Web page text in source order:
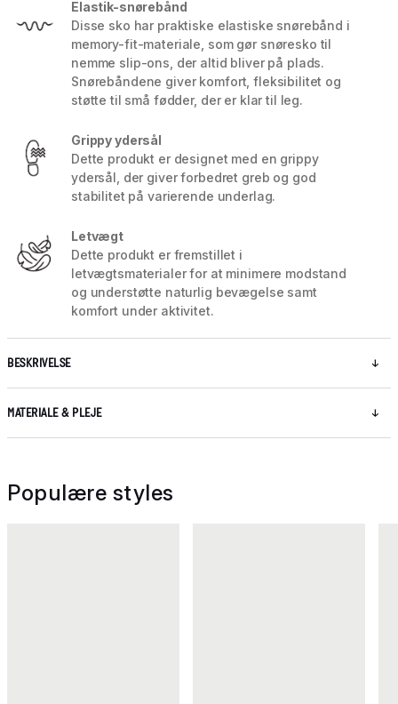
Elastik-snørebånd
Disse sko har praktiske elastiske snørebånd i
memory-fit-materiale, som gør snøresko til
nemme slip-ons, der altid bliver på plads.
Snørebåndene giver komfort, fleksibilitet og
støtte til små fødder, der er klar til leg.
Grippy ydersål
Dette produkt er designet med en grippy
ydersål, der giver forbedret greb og god
stabilitet på varierende underlag.
Letvægt
Dette produkt er fremstillet i
letvægtsmaterialer for at minimere modstand
og understøtte naturlig bevægelse samt
komfort under aktivitet.
BESKRIVELSE
MATERIALE & PLEJE
Populære styles